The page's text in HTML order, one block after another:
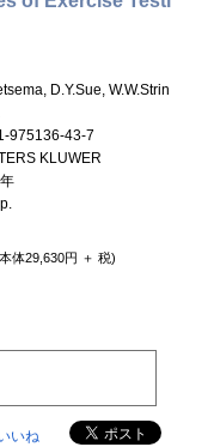
D.Y.Sue, W.W.Strin
975136-43-7
KLUWER
体29,630円 ＋ 税)
いね